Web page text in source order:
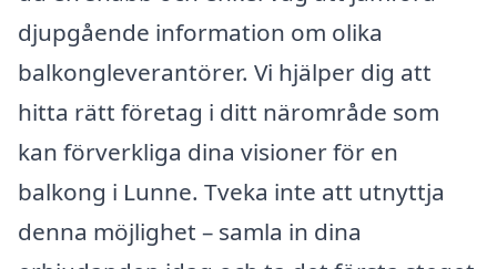
djupgående information om olika
balkongleverantörer. Vi hjälper dig att
hitta rätt företag i ditt närområde som
kan förverkliga dina visioner för en
balkong i Lunne. Tveka inte att utnyttja
denna möjlighet – samla in dina